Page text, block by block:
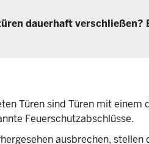
dauerhaft verschließen?
Türen sind Türen mit
Feuerschutzabschlüsse.
ausbrechen,